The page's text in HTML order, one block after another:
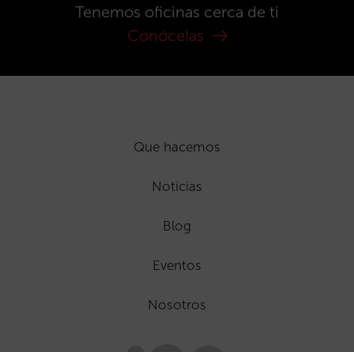
Tenemos oficinas cerca de ti
Conócelas
Que hacemos
Noticias
Blog
Eventos
Nosotros